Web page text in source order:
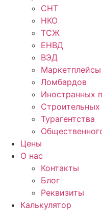
СНТ
НКО
ТСЖ
ЕНВД
ВЭД
Маркетплейсы
Ломбардов
Иностранных
Турагентства
Цены
О нас
Контакты
Блог
Реквизиты
Калькулятор